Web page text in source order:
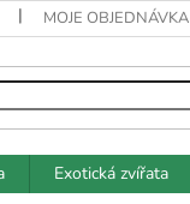
MOJE OBJEDNÁVKA
Exotická zvířata